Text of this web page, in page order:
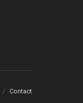
Contact